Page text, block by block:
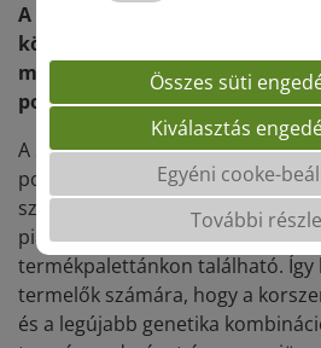
A kisebb területen vetett őszi
között a SAATEN-UNION fajtái
meghatározó, számos esetben
pozícióval rendelkeznek.
A SAATEN-UNION
portfóliója mind a kétsoros, mind
szegmensben rendszeresen
piacvezető sörárpája mellett
termékpalettánkon található. Így
termelők számára, hogy a
és a legújabb genetika
Összes süti
Kiválasztás
Egyéni cooke-
További